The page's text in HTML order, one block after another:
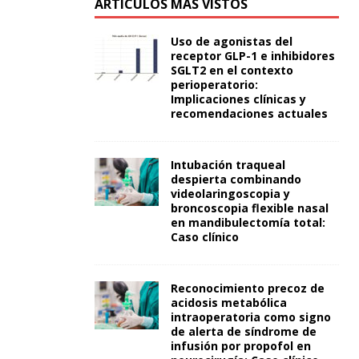
ARTÍCULOS MÁS VISTOS
Uso de agonistas del
receptor GLP-1 e inhibidores
SGLT2 en el contexto
perioperatorio:
Implicaciones clínicas y
recomendaciones actuales
Intubación traqueal
despierta combinando
videolaringoscopia y
broncoscopia flexible nasal
en mandibulectomía total:
Caso clínico
Reconocimiento precoz de
acidosis metabólica
intraoperatoria como signo
de alerta de síndrome de
infusión por propofol en